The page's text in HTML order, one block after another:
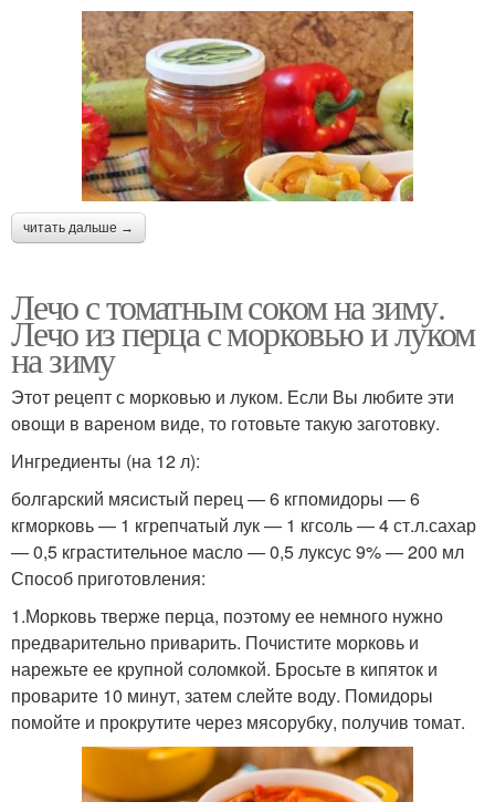
читать дальше →
Лечо с томатным соком на зиму.
Лечо из перца с морковью и луком
на зиму
Этот рецепт с морковью и луком. Если Вы любите эти
овощи в вареном виде, то готовьте такую заготовку.
Ингредиенты (на 12 л):
болгарский мясистый перец — 6 кгпомидоры — 6
кгморковь — 1 кгрепчатый лук — 1 кгсоль — 4 ст.л.сахар
— 0,5 кграстительное масло — 0,5 луксус 9% — 200 мл
Способ приготовления:
1.Морковь тверже перца, поэтому ее немного нужно
предварительно приварить. Почистите морковь и
нарежьте ее крупной соломкой. Бросьте в кипяток и
проварите 10 минут, затем слейте воду. Помидоры
помойте и прокрутите через мясорубку, получив томат.